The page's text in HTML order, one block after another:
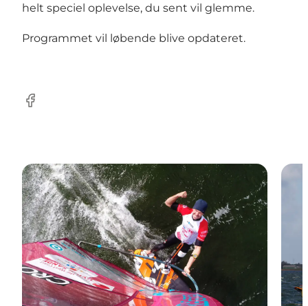
helt speciel oplevelse, du sent vil glemme.
Programmet vil løbende blive opdateret.
Facebook